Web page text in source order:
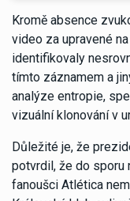
Kromě absence
video za upravené
identifikovaly
tímto záznamem a
analýze entropie,
vizuální klonování v
Důležité je, že
potvrdil, že do sporu
fanoušci Atlética